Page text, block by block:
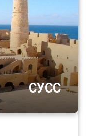
СУСС